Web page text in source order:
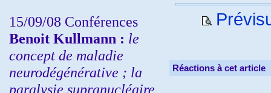
15/09/08 Conférences
Benoit Kullmann : le
concept de maladie
neurodégénérative ; la
paralysie supranucléaire
Réactions à cet article